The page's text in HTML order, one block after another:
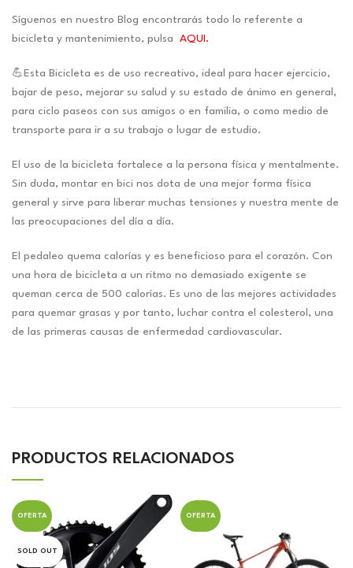
Síguenos en nuestro Blog encontrarás todo lo referente a
bicicleta y mantenimiento, pulsa
AQUI.
💪Esta Bicicleta es de uso recreativo, ideal para hacer ejercicio,
bajar de peso, mejorar su salud y su estado de ánimo en general,
para ciclo paseos con sus amigos o en familia, o como medio de
transporte para ir a su trabajo o lugar de estudio.
El uso de la bicicleta fortalece a la persona física y mentalmente.
Sin duda, montar en bici nos dota de una mejor forma física
general y sirve para liberar muchas tensiones y nuestra mente de
las preocupaciones del día a día.
El pedaleo quema calorías y es beneficioso para el corazón. Con
una hora de bicicleta a un ritmo no demasiado exigente se
queman cerca de 500 calorías. Es uno de las mejores actividades
para quemar grasas y por tanto, luchar contra el colesterol, una
de las primeras causas de enfermedad cardiovascular.
PRODUCTOS RELACIONADOS
OFERTA
SOLD OUT
OFERTA